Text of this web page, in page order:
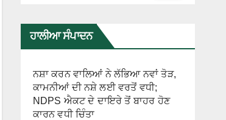
ਹਾਲੀਆ ਸੰਪਾਦਨ
ਨਸ਼ਾ ਕਰਨ ਵਾਲਿਆਂ ਨੇ ਲੱਭਿਆ ਨਵਾਂ ਤੋੜ,
ਕਾਮਨੀਆਂ ਦੀ ਨਸ਼ੇ ਲਈ ਵਰਤੋਂ ਵਧੀ;
NDPS ਐਕਟ ਦੇ ਦਾਇਰੇ ਤੋਂ ਬਾਹਰ ਹੋਣ
ਕਾਰਨ ਵਧੀ ਚਿੰਤਾ